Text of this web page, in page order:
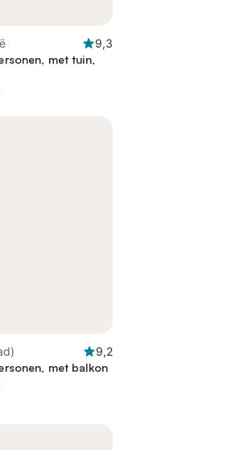
9,3
met tuin,
9,2
met balkon